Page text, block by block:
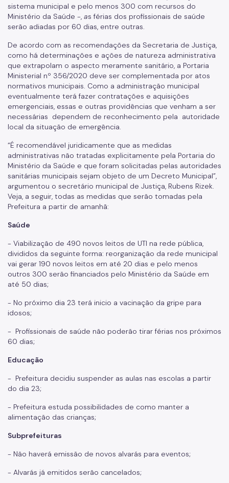
sistema municipal e pelo menos 300 com recursos do
Ministério da Saúde -, as férias dos profissionais de saúde
serão adiadas por 60 dias, entre outras.
De acordo com as recomendações da Secretaria de Justiça,
como há determinações e ações de natureza administrativa
que extrapolam o aspecto meramente sanitário, a Portaria
Ministerial nº 356/2020 deve ser complementada por atos
normativos municipais. Como a administração municipal
eventualmente terá fazer contratações e aquisições
emergenciais, essas e outras providências que venham a ser
necessárias dependem de reconhecimento pela autoridade
local da situação de emergência.
“É recomendável juridicamente que as medidas
administrativas não tratadas explicitamente pela Portaria do
Ministério da Saúde e que foram solicitadas pelas autoridades
sanitárias municipais sejam objeto de um Decreto Municipal”,
argumentou o secretário municipal de Justiça, Rubens Rizek.
Veja, a seguir, todas as medidas que serão tomadas pela
Prefeitura a partir de amanhã:
Saúde
- Viabilização de 490 novos leitos de UTI na rede pública,
divididos da seguinte forma: reorganização da rede municipal
vai gerar 190 novos leitos em até 20 dias e pelo menos
outros 300 serão financiados pelo Ministério da Saúde em
até 50 dias;
- No próximo dia 23 terá inicio a vacinação da gripe para
idosos;
- Profissionais de saúde não poderão tirar férias nos próximos
60 dias;
Educação
- Prefeitura decidiu suspender as aulas nas escolas a partir
do dia 23;
- Prefeitura estuda possibilidades de como manter a
alimentação das crianças;
Subprefeituras
- Não haverá emissão de novos alvarás para eventos;
- Alvarás já emitidos serão cancelados;